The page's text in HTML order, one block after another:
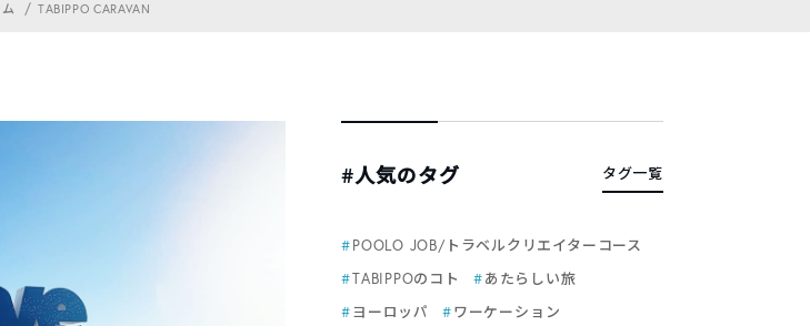
TABIPPO CARAVAN
#人気のタグ タグ一覧
POOLO JOB/トラベルクリエイターコース
TABIPPOのコト
あたらしい旅
ヨーロッパ
ワーケーション